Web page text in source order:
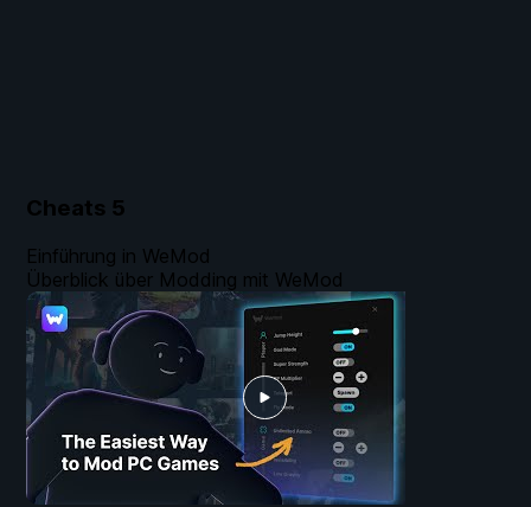
Cheats 5
Einführung in WeMod
Überblick über Modding mit WeMod